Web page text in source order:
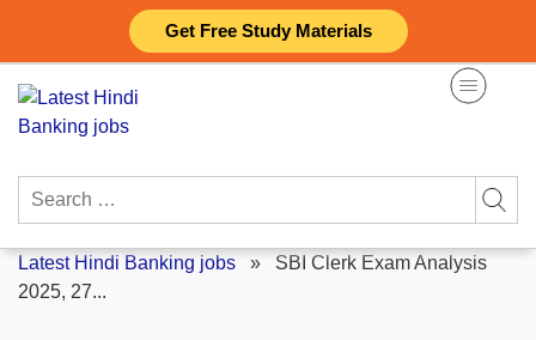
Get Free Study Materials
content
Search
Latest Hindi Banking jobs » SBI Clerk Exam Analysis
2025, 27...